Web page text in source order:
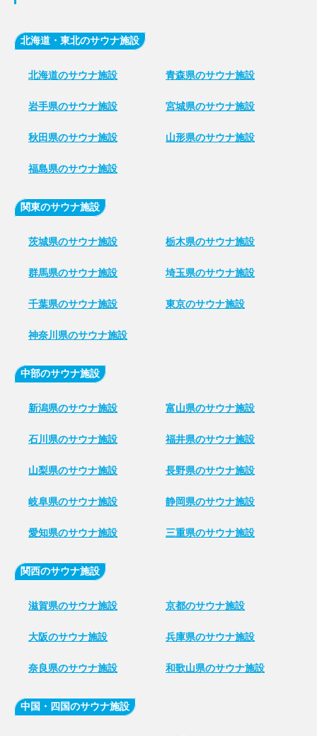
北海道・東北のサウナ施設
北海道のサウナ施設 青森県のサウナ施設
岩手県のサウナ施設 宮城県のサウナ施設
秋田県のサウナ施設 山形県のサウナ施設
福島県のサウナ施設
関東のサウナ施設
茨城県のサウナ施設 栃木県のサウナ施設
群馬県のサウナ施設 埼玉県のサウナ施設
千葉県のサウナ施設 東京のサウナ施設
神奈川県のサウナ施設
中部のサウナ施設
新潟県のサウナ施設 富山県のサウナ施設
石川県のサウナ施設 福井県のサウナ施設
山梨県のサウナ施設 長野県のサウナ施設
岐阜県のサウナ施設 静岡県のサウナ施設
愛知県のサウナ施設 三重県のサウナ施設
関西のサウナ施設
滋賀県のサウナ施設 京都のサウナ施設
大阪のサウナ施設 兵庫県のサウナ施設
奈良県のサウナ施設 和歌山県のサウナ施設
中国・四国のサウナ施設